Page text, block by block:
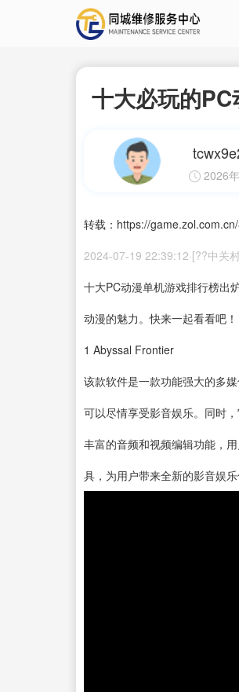
十大必玩的
2026
转载：https://
2024-07-19 22:39:12·[??中关
十大PC动漫单机游戏排行榜出
动漫的魅力。快来一起看看吧！
1 Abyssal Frontier
该款软件是一款功能强大的多
可以尽情享受影音娱乐。同时
丰富的音频和视频编辑功能，
具，为用户带来全新的影音娱乐